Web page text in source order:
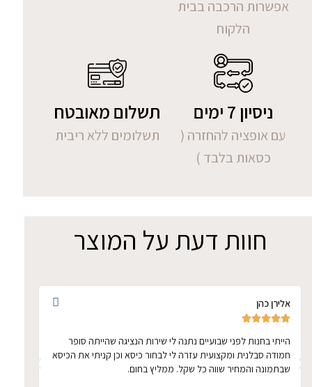
אפשרות הרכבה בבית
הלקוח
ניסיון 7 ימים
עם אופציה להחזרה (
כסאות בלבד )
תשלום מאובטח
תשלומים ללא ריבית
חוות דעת על המוצר
אלירן כהן





הייתי בחנות לפני שבועיים נתנה לי שירות הנציגה שהייתה סופר
חמודה סבלנית ומקצועית עזרה לי לבחור כיסא וכן קניתי את הכיסא
שבתמונה והמחיר שווה כל שקל. ממליץ בחום.